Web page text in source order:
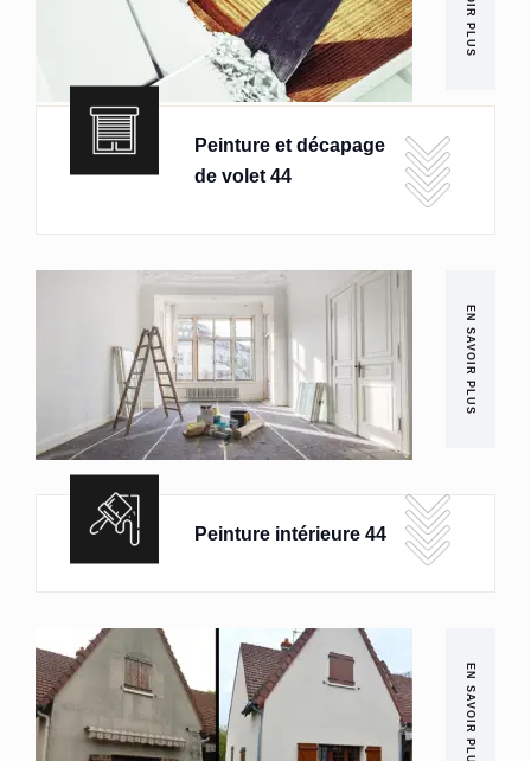
Peinture et décapage
de volet 44
EN SAVOIR PLUS
Peinture intérieure 44
EN SAVOIR PLUS